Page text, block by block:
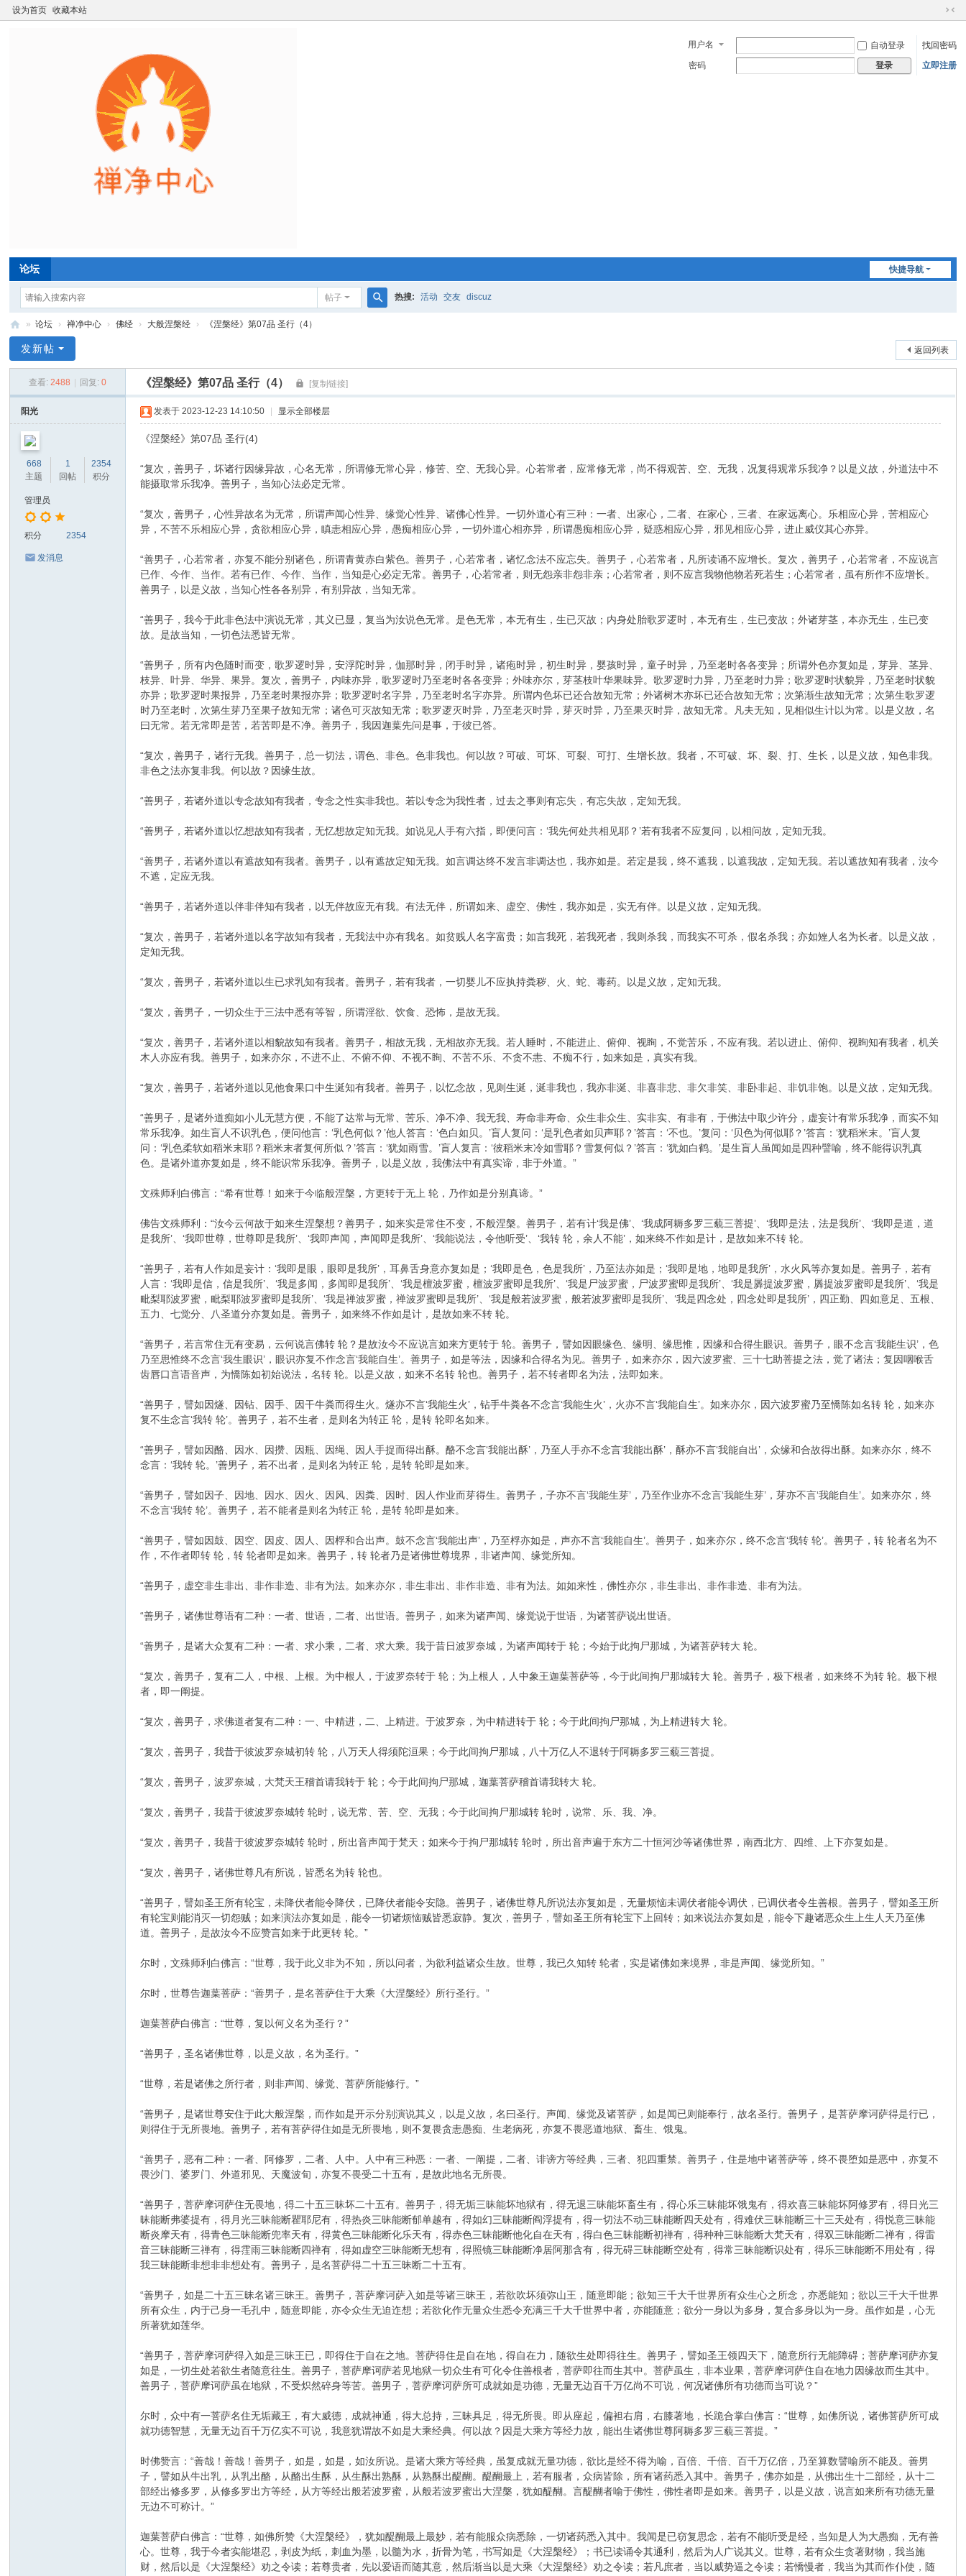
设为首页 收藏本站
切
到
窄
用户名 自动登录
找回密码
密码
登录 立即注册
快捷导航
论坛
帖子 热搜: 活动 交友 discuz
净
心
» 论坛 › 禅净中心 › 佛经 › 大般涅槃经 › 《涅槃经》第07品 圣行（4）
返回列表
发新帖
查看: 2488 回复: 0 《涅槃经》第07品 圣行（4） [复制链接]
阳光
668
主题
1
回帖
2354
积分
管理员
积分 2354
发消息
发表于 2023-12-23 14:10:50 显示全部楼层
《涅槃经》第07品 圣行(4)
“复次，善男子，坏诸行因缘异故，心名无常，所谓修无常心异，修苦、空、无我心异。心若常者，应常修无常，尚不得观苦、空、无我，况复得观常乐我净？以是义故，外道法中不
能摄取常乐我净。善男子，当知心法必定无常。
“复次，善男子，心性异故名为无常，所谓声闻心性异、缘觉心性异、诸佛心性异。一切外道心有三种：一者、出家心，二者、在家心，三者、在家远离心。乐相应心异，苦相应心
异，不苦不乐相应心异，贪欲相应心异，瞋恚相应心异，愚痴相应心异，一切外道心相亦异，所谓愚痴相应心异，疑惑相应心异，邪见相应心异，进止威仪其心亦异。
“善男子，心若常者，亦复不能分别诸色，所谓青黄赤白紫色。善男子，心若常者，诸忆念法不应忘失。善男子，心若常者，凡所读诵不应增长。复次，善男子，心若常者，不应说言
已作、今作、当作。若有已作、今作、当作，当知是心必定无常。善男子，心若常者，则无怨亲非怨非亲；心若常者，则不应言我物他物若死若生；心若常者，虽有所作不应增长。
善男子，以是义故，当知心性各各别异，有别异故，当知无常。
“善男子，我今于此非色法中演说无常，其义已显，复当为汝说色无常。是色无常，本无有生，生已灭故；内身处胎歌罗逻时，本无有生，生已变故；外诸芽茎，本亦无生，生已变
故。是故当知，一切色法悉皆无常。
“善男子，所有内色随时而变，歌罗逻时异，安浮陀时异，伽那时异，闭手时异，诸疱时异，初生时异，婴孩时异，童子时异，乃至老时各各变异；所谓外色亦复如是，芽异、茎异、
枝异、叶异、华异、果异。复次，善男子，内味亦异，歌罗逻时乃至老时各各变异；外味亦尔，芽茎枝叶华果味异。歌罗逻时力异，乃至老时力异；歌罗逻时状貌异，乃至老时状貌
亦异；歌罗逻时果报异，乃至老时果报亦异；歌罗逻时名字异，乃至老时名字亦异。所谓内色坏已还合故知无常；外诸树木亦坏已还合故知无常；次第渐生故知无常；次第生歌罗逻
时乃至老时，次第生芽乃至果子故知无常；诸色可灭故知无常；歌罗逻灭时异，乃至老灭时异，芽灭时异，乃至果灭时异，故知无常。凡夫无知，见相似生计以为常。以是义故，名
曰无常。若无常即是苦，若苦即是不净。善男子，我因迦葉先问是事，于彼已答。
“复次，善男子，诸行无我。善男子，总一切法，谓色、非色。色非我也。何以故？可破、可坏、可裂、可打、生增长故。我者，不可破、坏、裂、打、生长，以是义故，知色非我。
非色之法亦复非我。何以故？因缘生故。
“善男子，若诸外道以专念故知有我者，专念之性实非我也。若以专念为我性者，过去之事则有忘失，有忘失故，定知无我。
“善男子，若诸外道以忆想故知有我者，无忆想故定知无我。如说见人手有六指，即便问言：‘我先何处共相见耶？’若有我者不应复问，以相问故，定知无我。
“善男子，若诸外道以有遮故知有我者。善男子，以有遮故定知无我。如言调达终不发言非调达也，我亦如是。若定是我，终不遮我，以遮我故，定知无我。若以遮故知有我者，汝今
不遮，定应无我。
“善男子，若诸外道以伴非伴知有我者，以无伴故应无有我。有法无伴，所谓如来、虚空、佛性，我亦如是，实无有伴。以是义故，定知无我。
“复次，善男子，若诸外道以名字故知有我者，无我法中亦有我名。如贫贱人名字富贵；如言我死，若我死者，我则杀我，而我实不可杀，假名杀我；亦如矬人名为长者。以是义故，
定知无我。
“复次，善男子，若诸外道以生已求乳知有我者。善男子，若有我者，一切婴儿不应执持粪秽、火、蛇、毒药。以是义故，定知无我。
“复次，善男子，一切众生于三法中悉有等智，所谓淫欲、饮食、恐怖，是故无我。
“复次，善男子，若诸外道以相貌故知有我者。善男子，相故无我，无相故亦无我。若人睡时，不能进止、俯仰、视眴，不觉苦乐，不应有我。若以进止、俯仰、视眴知有我者，机关
木人亦应有我。善男子，如来亦尔，不进不止、不俯不仰、不视不眴、不苦不乐、不贪不恚、不痴不行，如来如是，真实有我。
“复次，善男子，若诸外道以见他食果口中生涎知有我者。善男子，以忆念故，见则生涎，涎非我也，我亦非涎、非喜非悲、非欠非笑、非卧非起、非饥非饱。以是义故，定知无我。
“善男子，是诸外道痴如小儿无慧方便，不能了达常与无常、苦乐、净不净、我无我、寿命非寿命、众生非众生、实非实、有非有，于佛法中取少许分，虚妄计有常乐我净，而实不知
常乐我净。如生盲人不识乳色，便问他言：‘乳色何似？’他人答言：‘色白如贝。’盲人复问：‘是乳色者如贝声耶？’答言：‘不也。’复问：‘贝色为何似耶？’答言：‘犹稻米末。’盲人复
问：‘乳色柔软如稻米末耶？稻米末者复何所似？’答言：‘犹如雨雪。’盲人复言：‘彼稻米末冷如雪耶？雪复何似？’答言：‘犹如白鹤。’是生盲人虽闻如是四种譬喻，终不能得识乳真
色。是诸外道亦复如是，终不能识常乐我净。善男子，以是义故，我佛法中有真实谛，非于外道。”
文殊师利白佛言：“希有世尊！如来于今临般涅槃，方更转于无上 轮，乃作如是分别真谛。”
佛告文殊师利：“汝今云何故于如来生涅槃想？善男子，如来实是常住不变，不般涅槃。善男子，若有计‘我是佛’、‘我成阿耨多罗三藐三菩提’、‘我即是法，法是我所’、‘我即是道，道
是我所’、‘我即世尊，世尊即是我所’、‘我即声闻，声闻即是我所’、‘我能说法，令他听受’、‘我转 轮，余人不能’，如来终不作如是计，是故如来不转 轮。
“善男子，若有人作如是妄计：‘我即是眼，眼即是我所’，耳鼻舌身意亦复如是；‘我即是色，色是我所’，乃至法亦如是；‘我即是地，地即是我所’，水火风等亦复如是。善男子，若有
人言：‘我即是信，信是我所’、‘我是多闻，多闻即是我所’、‘我是檀波罗蜜，檀波罗蜜即是我所’、‘我是尸波罗蜜，尸波罗蜜即是我所’、‘我是羼提波罗蜜，羼提波罗蜜即是我所’、‘我是
毗梨耶波罗蜜，毗梨耶波罗蜜即是我所’、‘我是禅波罗蜜，禅波罗蜜即是我所’、‘我是般若波罗蜜，般若波罗蜜即是我所’、‘我是四念处，四念处即是我所’，四正勤、四如意足、五根、
五力、七觉分、八圣道分亦复如是。善男子，如来终不作如是计，是故如来不转 轮。
“善男子，若言常住无有变易，云何说言佛转 轮？是故汝今不应说言如来方更转于 轮。善男子，譬如因眼缘色、缘明、缘思惟，因缘和合得生眼识。善男子，眼不念言‘我能生识’，色
乃至思惟终不念言‘我生眼识’，眼识亦复不作念言‘我能自生’。善男子，如是等法，因缘和合得名为见。善男子，如来亦尔，因六波罗蜜、三十七助菩提之法，觉了诸法；复因咽喉舌
齿唇口言语音声，为憍陈如初始说法，名转 轮。以是义故，如来不名转 轮也。善男子，若不转者即名为法，法即如来。
“善男子，譬如因燧、因钻、因手、因干牛粪而得生火。燧亦不言‘我能生火’，钻手牛粪各不念言‘我能生火’，火亦不言‘我能自生’。如来亦尔，因六波罗蜜乃至憍陈如名转 轮，如来亦
复不生念言‘我转 轮’。善男子，若不生者，是则名为转正 轮，是转 轮即名如来。
“善男子，譬如因酪、因水、因攒、因瓶、因绳、因人手捉而得出酥。酪不念言‘我能出酥’，乃至人手亦不念言‘我能出酥’，酥亦不言‘我能自出’，众缘和合故得出酥。如来亦尔，终不
念言：‘我转 轮。’善男子，若不出者，是则名为转正 轮，是转 轮即是如来。
“善男子，譬如因子、因地、因水、因火、因风、因粪、因时、因人作业而芽得生。善男子，子亦不言‘我能生芽’，乃至作业亦不念言‘我能生芽’，芽亦不言‘我能自生’。如来亦尔，终
不念言‘我转 轮’。善男子，若不能者是则名为转正 轮，是转 轮即是如来。
“善男子，譬如因鼓、因空、因皮、因人、因桴和合出声。鼓不念言‘我能出声’，乃至桴亦如是，声亦不言‘我能自生’。善男子，如来亦尔，终不念言‘我转 轮’。善男子，转 轮者名为不
作，不作者即转 轮，转 轮者即是如来。善男子，转 轮者乃是诸佛世尊境界，非诸声闻、缘觉所知。
“善男子，虚空非生非出、非作非造、非有为法。如来亦尔，非生非出、非作非造、非有为法。如如来性，佛性亦尔，非生非出、非作非造、非有为法。
“善男子，诸佛世尊语有二种：一者、世语，二者、出世语。善男子，如来为诸声闻、缘觉说于世语，为诸菩萨说出世语。
“善男子，是诸大众复有二种：一者、求小乘，二者、求大乘。我于昔日波罗奈城，为诸声闻转于 轮；今始于此拘尸那城，为诸菩萨转大 轮。
“复次，善男子，复有二人，中根、上根。为中根人，于波罗奈转于 轮；为上根人，人中象王迦葉菩萨等，今于此间拘尸那城转大 轮。善男子，极下根者，如来终不为转 轮。极下根
者，即一阐提。
“复次，善男子，求佛道者复有二种：一、中精进，二、上精进。于波罗奈，为中精进转于 轮；今于此间拘尸那城，为上精进转大 轮。
“复次，善男子，我昔于彼波罗奈城初转 轮，八万天人得须陀洹果；今于此间拘尸那城，八十万亿人不退转于阿耨多罗三藐三菩提。
“复次，善男子，波罗奈城，大梵天王稽首请我转于 轮；今于此间拘尸那城，迦葉菩萨稽首请我转大 轮。
“复次，善男子，我昔于彼波罗奈城转 轮时，说无常、苦、空、无我；今于此间拘尸那城转 轮时，说常、乐、我、净。
“复次，善男子，我昔于彼波罗奈城转 轮时，所出音声闻于梵天；如来今于拘尸那城转 轮时，所出音声遍于东方二十恒河沙等诸佛世界，南西北方、四维、上下亦复如是。
“复次，善男子，诸佛世尊凡有所说，皆悉名为转 轮也。
“善男子，譬如圣王所有轮宝，未降伏者能令降伏，已降伏者能令安隐。善男子，诸佛世尊凡所说法亦复如是，无量烦恼未调伏者能令调伏，已调伏者令生善根。善男子，譬如圣王所
有轮宝则能消灭一切怨贼；如来演法亦复如是，能令一切诸烦恼贼皆悉寂静。复次，善男子，譬如圣王所有轮宝下上回转；如来说法亦复如是，能令下趣诸恶众生上生人天乃至佛
道。善男子，是故汝今不应赞言如来于此更转 轮。”
尔时，文殊师利白佛言：“世尊，我于此义非为不知，所以问者，为欲利益诸众生故。世尊，我已久知转 轮者，实是诸佛如来境界，非是声闻、缘觉所知。”
尔时，世尊告迦葉菩萨：“善男子，是名菩萨住于大乘《大涅槃经》所行圣行。”
迦葉菩萨白佛言：“世尊，复以何义名为圣行？”
“善男子，圣名诸佛世尊，以是义故，名为圣行。”
“世尊，若是诸佛之所行者，则非声闻、缘觉、菩萨所能修行。”
“善男子，是诸世尊安住于此大般涅槃，而作如是开示分别演说其义，以是义故，名曰圣行。声闻、缘觉及诸菩萨，如是闻已则能奉行，故名圣行。善男子，是菩萨摩诃萨得是行已，
则得住于无所畏地。善男子，若有菩萨得住如是无所畏地，则不复畏贪恚愚痴、生老病死，亦复不畏恶道地狱、畜生、饿鬼。
“善男子，恶有二种：一者、阿修罗，二者、人中。人中有三种恶：一者、一阐提，二者、诽谤方等经典，三者、犯四重禁。善男子，住是地中诸菩萨等，终不畏堕如是恶中，亦复不
畏沙门、婆罗门、外道邪见、天魔波旬，亦复不畏受二十五有，是故此地名无所畏。
“善男子，菩萨摩诃萨住无畏地，得二十五三昧坏二十五有。善男子，得无垢三昧能坏地狱有，得无退三昧能坏畜生有，得心乐三昧能坏饿鬼有，得欢喜三昧能坏阿修罗有，得日光三
昧能断弗婆提有，得月光三昧能断瞿耶尼有，得热炎三昧能断郁单越有，得如幻三昧能断阎浮提有，得一切法不动三昧能断四天处有，得难伏三昧能断三十三天处有，得悦意三昧能
断炎摩天有，得青色三昧能断兜率天有，得黄色三昧能断化乐天有，得赤色三昧能断他化自在天有，得白色三昧能断初禅有，得种种三昧能断大梵天有，得双三昧能断二禅有，得雷
音三昧能断三禅有，得霔雨三昧能断四禅有，得如虚空三昧能断无想有，得照镜三昧能断净居阿那含有，得无碍三昧能断空处有，得常三昧能断识处有，得乐三昧能断不用处有，得
我三昧能断非想非非想处有。善男子，是名菩萨得二十五三昧断二十五有。
“善男子，如是二十五三昧名诸三昧王。善男子，菩萨摩诃萨入如是等诸三昧王，若欲吹坏须弥山王，随意即能；欲知三千大千世界所有众生心之所念，亦悉能知；欲以三千大千世界
所有众生，内于己身一毛孔中，随意即能，亦令众生无迫迮想；若欲化作无量众生悉令充满三千大千世界中者，亦能随意；欲分一身以为多身，复合多身以为一身。虽作如是，心无
所著犹如莲华。
“善男子，菩萨摩诃萨得入如是三昧王已，即得住于自在之地。菩萨得住是自在地，得自在力，随欲生处即得往生。善男子，譬如圣王领四天下，随意所行无能障碍；菩萨摩诃萨亦复
如是，一切生处若欲生者随意往生。善男子，菩萨摩诃萨若见地狱一切众生有可化令住善根者，菩萨即往而生其中。菩萨虽生，非本业果，菩萨摩诃萨住自在地力因缘故而生其中。
善男子，菩萨摩诃萨虽在地狱，不受炽然碎身等苦。善男子，菩萨摩诃萨所可成就如是功德，无量无边百千万亿尚不可说，何况诸佛所有功德而当可说？”
尔时，众中有一菩萨名住无垢藏王，有大威德，成就神通，得大总持，三昧具足，得无所畏。即从座起，偏袒右肩，右膝著地，长跪合掌白佛言：“世尊，如佛所说，诸佛菩萨所可成
就功德智慧，无量无边百千万亿实不可说，我意犹谓故不如是大乘经典。何以故？因是大乘方等经力故，能出生诸佛世尊阿耨多罗三藐三菩提。”
时佛赞言：“善哉！善哉！善男子，如是，如是，如汝所说。是诸大乘方等经典，虽复成就无量功德，欲比是经不得为喻，百倍、千倍、百千万亿倍，乃至算数譬喻所不能及。善男
子，譬如从牛出乳，从乳出酪，从酪出生酥，从生酥出熟酥，从熟酥出醍醐。醍醐最上，若有服者，众病皆除，所有诸药悉入其中。善男子，佛亦如是，从佛出生十二部经，从十二
部经出修多罗，从修多罗出方等经，从方等经出般若波罗蜜，从般若波罗蜜出大涅槃，犹如醍醐。言醍醐者喻于佛性，佛性者即是如来。善男子，以是义故，说言如来所有功德无量
无边不可称计。”
迦葉菩萨白佛言：“世尊，如佛所赞《大涅槃经》，犹如醍醐最上最妙，若有能服众病悉除，一切诸药悉入其中。我闻是已窃复思念，若有不能听受是经，当知是人为大愚痴，无有善
心。世尊，我于今者实能堪忍，剥皮为纸，刺血为墨，以髓为水，折骨为笔，书写如是《大涅槃经》；书已读诵令其通利，然后为人广说其义。世尊，若有众生贪著财物，我当施
财，然后以是《大涅槃经》劝之令读；若尊贵者，先以爱语而随其意，然后渐当以是大乘《大涅槃经》劝之令读；若凡庶者，当以威势逼之令读；若憍慢者，我当为其而作仆使，随